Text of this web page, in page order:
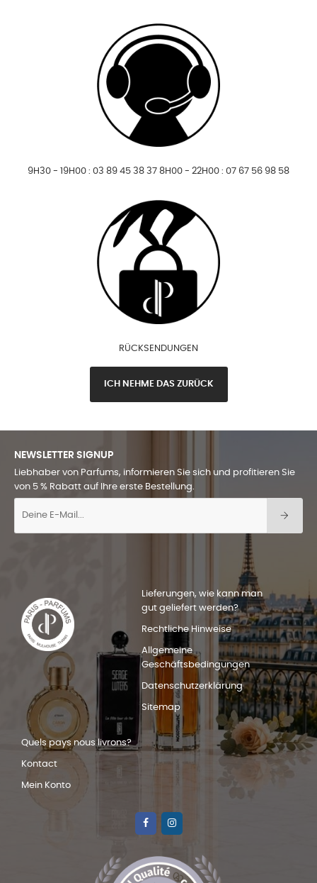
9H30 - 19H00 : 03 89 45 38 37 8H00 - 22H00 : 07 67 56 98 58
RÜCKSENDUNGEN
ICH NEHME DAS ZURÜCK
NEWSLETTER SIGNUP
Liebhaber von Parfums, informieren Sie sich und profitieren Sie
von 5 % Rabatt auf Ihre erste Bestellung.
Lieferungen, wie kann man
gut geliefert werden?
Rechtliche Hinweise
Allgemeine
Geschäftsbedingungen
Datenschutzerklärung
Sitemap
Quels pays nous livrons?
Kontact
Mein Konto